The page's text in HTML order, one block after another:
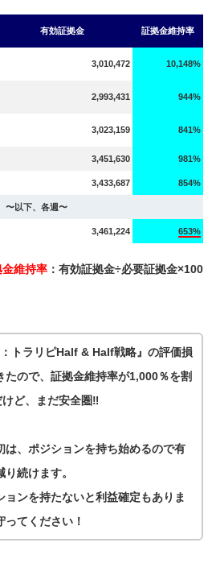
有効証拠金 証拠金維持率
3,010,472 10,148%
2,993,431 944%
3,023,159 841%
3,451,630 981%
3,433,687 854%
〜以下、各週〜
3,461,224 653%
金維持率 ：有効証拠金÷必要証拠金×100
：トラリピHalf & Half戦略』の評価損
たので、証拠金維持率が1,000％を割
ど、まだ安全圏‼️
は、ポジションを持ち始めるので有
続けます。
ョンを持たないと利益確定もありま
ってください！